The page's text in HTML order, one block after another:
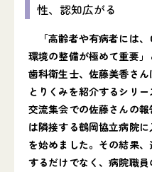
性、認知広がる
「高齢者や有病者には
環境の整備が極めて重要
歯科衛生士、佐藤美香さ
とりくみを紹介するシリ
交流集会での佐藤さんの
は隣接する鶴岡協立病院
を始めました。その結果
するだけでなく、病院職